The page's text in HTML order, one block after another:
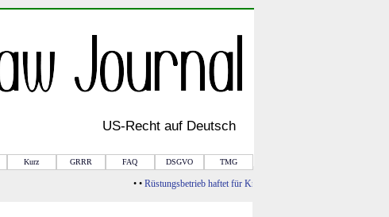
US-Rechtauf Deutsch
Kurz GRRR FAQ DSGVO TMG
Rüstungsbetrieb haftet für Kriegsfolgen